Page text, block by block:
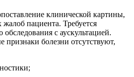
клинической картины,
пациента. Требуется
с аускультацией.
признаки болезни отсутствуют,